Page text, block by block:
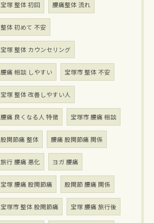
宝塚 整体 初回 腰痛整体 流れ
整体 初めて 不安
宝塚 整体 カウンセリング
腰痛 相談 しやすい 宝塚市 整体 不安
宝塚 整体 改善しやすい人
腰痛 良くなる人 特徴 宝塚市 腰痛 相談
股関節痛 整体 腰痛 股関節痛 関係
旅行 腰痛 悪化 ヨガ 腰痛
宝塚 腰痛 股関節痛 股関節 腰痛 関係
宝塚市 整体 股関節痛 宝塚 腰痛 旅行後